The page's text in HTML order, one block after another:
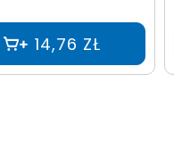
14,76 ZŁ